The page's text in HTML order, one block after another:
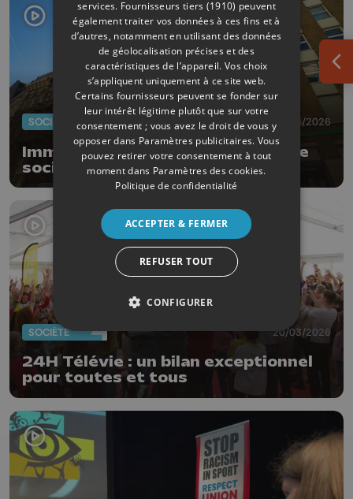
SOCIAL 08/04/2026
Immersion dans le nouveau centre
social autogéré à Liège
SOCIÉTÉ 20/03/2026
24H Télévie : un bilan exceptionnel
pour toutes et tous
services. Fournisseurs tiers (1910) peuvent
également traiter vos données à ces fins et à
d’autres, notamment en utilisant des données
de géolocalisation précises et des
caractéristiques de l’appareil. Vos choix
s’appliquent uniquement à ce site web.
Certains fournisseurs peuvent se fonder sur
leur intérêt légitime plutôt que sur votre
consentement ; vous avez le droit de vous y
opposer dans Paramètres publicitaires. Vous
pouvez retirer votre consentement à tout
moment dans Paramètres des cookies.
Politique de confidentialité
ACCEPTER & FERMER
REFUSER TOUT
CONFIGURER